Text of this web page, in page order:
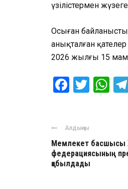
үзілістермен
Осыған
анықталған
2026 жылғы 15
Алдыңғы
Мемлекет басшысы
федерациясының
қабылдады